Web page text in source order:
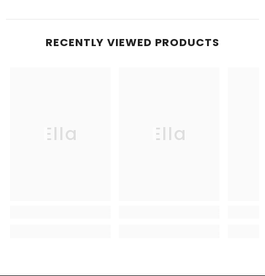
RECENTLY VIEWED PRODUCTS
Ella Ella